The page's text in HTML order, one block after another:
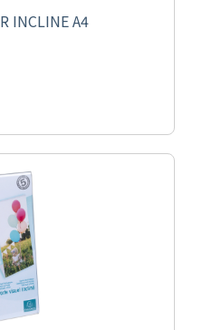
INCLINE A4